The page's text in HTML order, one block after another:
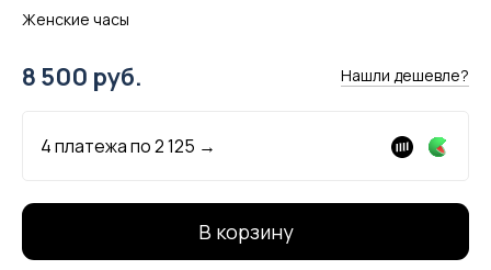
Женские часы
8 500 руб. Нашли дешевле?
4 платежа по2 125 →
В корзину